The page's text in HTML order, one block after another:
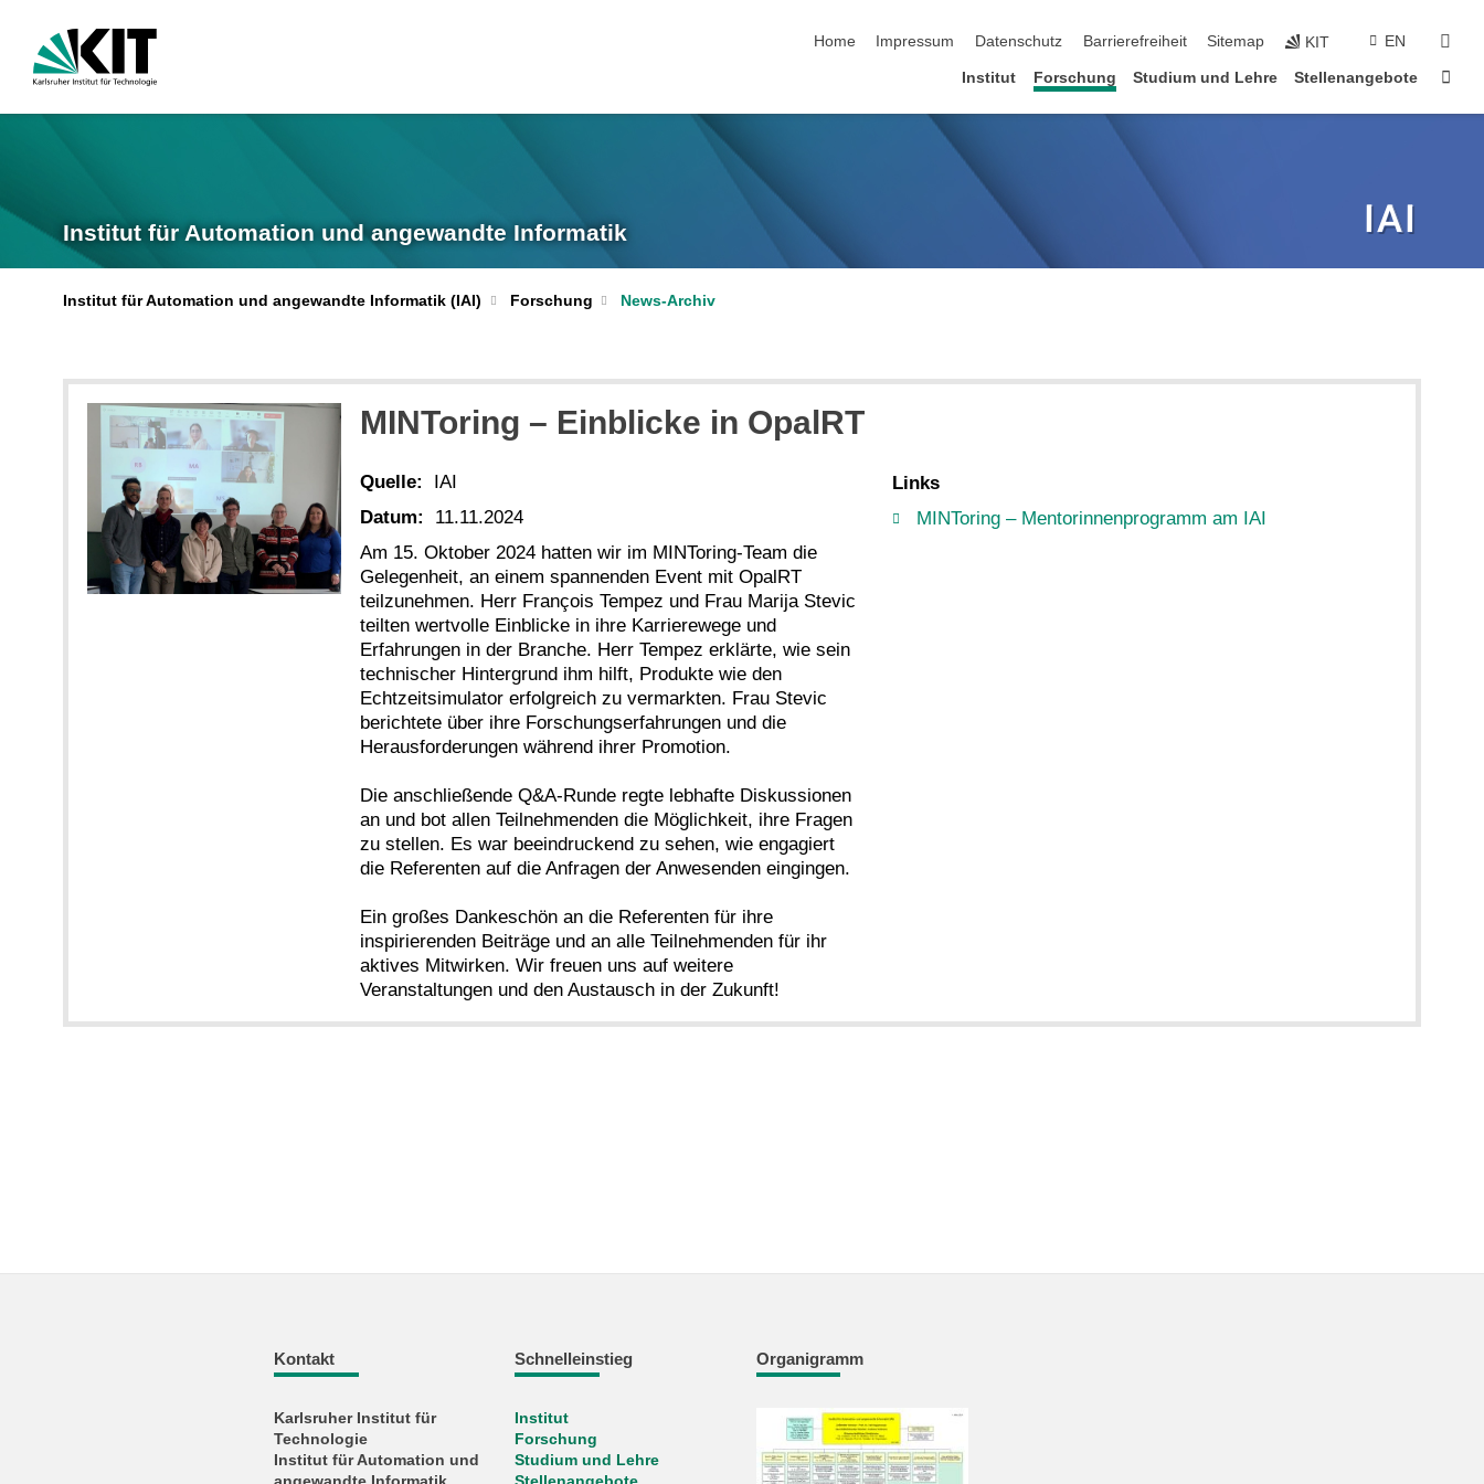
Home
Impressum Datenschutz Barrierefreiheit Sitemap KIT EN
Institut Forschung Studium und Lehre Stellenangebote
Institut für Automation und angewandte Informatik
Institut für Automation und angewandte Informatik (IAI) Forschung News-Archiv
MINToring – Einblicke in OpalRT
Quelle:
IAI
Datum:
11.11.2024
Am 15. Oktober 2024 hatten wir im MINToring-Team die
Gelegenheit, an einem spannenden Event mit OpalRT
teilzunehmen. Herr François Tempez und Frau Marija Stevic
teilten wertvolle Einblicke in ihre Karrierewege und
Erfahrungen in der Branche. Herr Tempez erklärte, wie sein
technischer Hintergrund ihm hilft, Produkte wie den
Echtzeitsimulator erfolgreich zu vermarkten. Frau Stevic
berichtete über ihre Forschungserfahrungen und die
Herausforderungen während ihrer Promotion.
Die anschließende Q&A-Runde regte lebhafte Diskussionen
an und bot allen Teilnehmenden die Möglichkeit, ihre Fragen
zu stellen. Es war beeindruckend zu sehen, wie engagiert
die Referenten auf die Anfragen der Anwesenden eingingen.
Ein großes Dankeschön an die Referenten für ihre
inspirierenden Beiträge und an alle Teilnehmenden für ihr
aktives Mitwirken. Wir freuen uns auf weitere
Veranstaltungen und den Austausch in der Zukunft!
Links
MINToring – Mentorinnenprogramm am IAI
Kontakt
Karlsruher Institut für
Technologie
Institut für Automation und
Schnelleinstieg
Institut
Forschung
Studium und Lehre
Organigramm